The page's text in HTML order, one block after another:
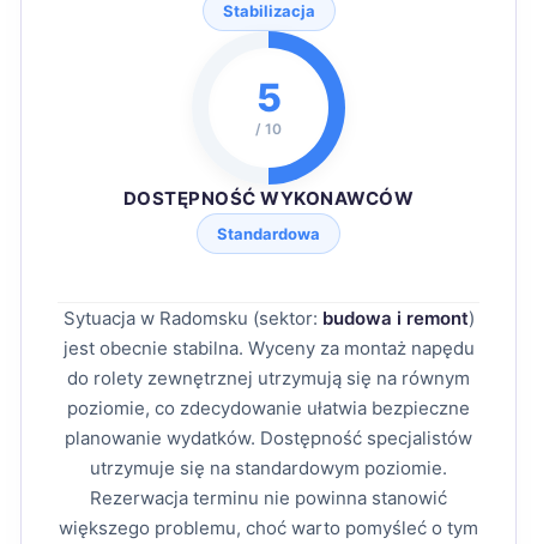
Stabilizacja
5
/ 10
DOSTĘPNOŚĆ WYKONAWCÓW
Standardowa
Sytuacja w Radomsku (sektor: budowa i remont)
jest obecnie stabilna. Wyceny za montaż napędu
do rolety zewnętrznej utrzymują się na równym
poziomie, co zdecydowanie ułatwia bezpieczne
planowanie wydatków. Dostępność specjalistów
utrzymuje się na standardowym poziomie.
Rezerwacja terminu nie powinna stanowić
większego problemu, choć warto pomyśleć o tym